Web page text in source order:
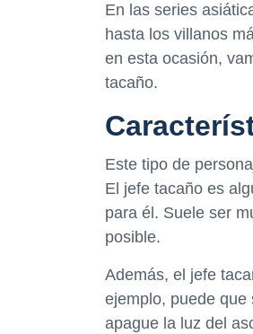
En las series
hasta los villanos
en esta ocasión,
tacaño.
Este tipo de
El jefe tacaño es
para él. Suele ser
posible.
Además, el jefe
ejemplo, puede que
apague la luz del